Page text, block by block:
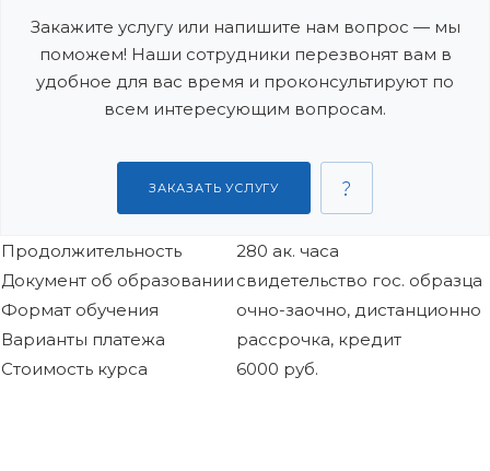
Закажите услугу или напишите нам вопрос — мы
поможем! Наши сотрудники перезвонят вам в
удобное для вас время и проконсультируют по
всем интересующим вопросам.
ЗАКАЗАТЬ УСЛУГУ
Продолжительность
280 ак. часа
Документ об образовании свидетельство гос. образца
Формат обучения
очно-заочно, дистанционно
Варианты платежа
рассрочка, кредит
Стоимость курса
6000 руб.